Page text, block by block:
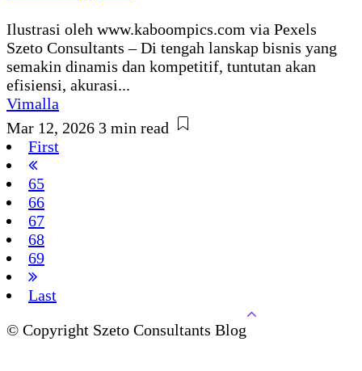
Ilustrasi oleh www.kaboompics.com via Pexels
Szeto Consultants – Di tengah lanskap bisnis yang
semakin dinamis dan kompetitif, tuntutan akan
efisiensi, akurasi...
Vimalla
Mar 12, 2026 3 min read
First
65
66
67
68
69
Last
© Copyright Szeto Consultants Blog